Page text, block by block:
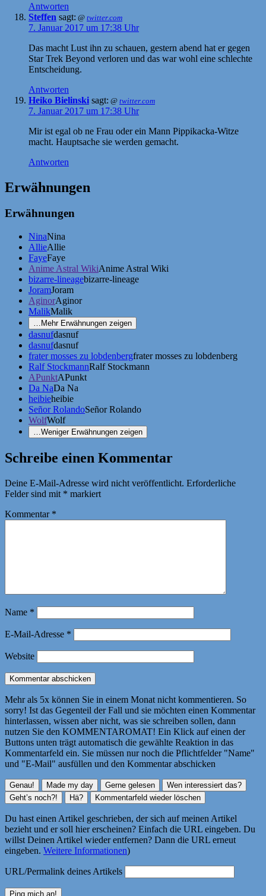
Antworten
Steffen sagt: @ twitter.com
7. Januar 2017 um 17:38 Uhr
Das macht Lust ihn zu schauen, gestern abend hat er gegen
Star Trek Beyond verloren und das war wohl eine schlechte
Entscheidung.
Antworten
Heiko Bielinski sagt: @ twitter.com
7. Januar 2017 um 17:38 Uhr
Mir ist egal ob ne Frau oder ein Mann Pippikacka-Witze
macht. Hauptsache sie werden gemacht.
Antworten
Erwähnungen
Erwähnungen
NinaNina
AllieAllie
FayeFaye
Anime Astral WikiAnime Astral Wiki
bizarre-lineagebizarre-lineage
JoramJoram
AginorAginor
MalikMalik
… Mehr Erwähnungen zeigen
dasnufdasnuf
dasnufdasnuf
frater mosses zu lobdenbergfrater mosses zu lobdenberg
Ralf StockmannRalf Stockmann
APunktAPunkt
Da NaDa Na
heibieheibie
Señor RolandoSeñor Rolando
WolfWolf
…Weniger Erwähnungen zeigen
Schreibe einen Kommentar
Deine E-Mail-Adresse wird nicht veröffentlicht. Erforderliche
Felder sind mit * markiert
Kommentar *
Name *
E-Mail-Adresse *
Website
Mehr als 5x können Sie in einem Monat nicht kommentieren. So
sorry! Ist das Gegenteil der Fall und sie möchten einen Kommentar
hinterlassen, wissen aber nicht, was sie schreiben sollen, dann
nutzen Sie den KOMMENTAROMAT! Ein Klick auf einen der
Buttons unten trägt automatisch die gewählte Reaktion in das
Kommentarfeld ein. Sie müssen nur noch die Pflichtfelder "Name"
und "E-Mail" ausfüllen und den Kommentar abschicken
Du hast einen Artikel geschrieben, der sich auf meinen Artikel
bezieht und er soll hier erscheinen? Einfach die URL eingeben. Du
willst Deinen Artikel wieder entfernen? Dann die URL erneut
eingeben. Weitere Informationen)
URL/Permalink deines Artikels